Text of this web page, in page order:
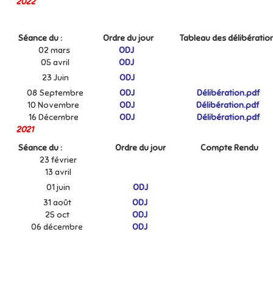
Séance du : Ordre du jour
Tableau des
02 mars
ODJ
05 avril
ODJ
23 Juin
ODJ
08 Septembre
ODJ
Délibération.pdf
10 Novembre
ODJ
Délibération.pdf
16 Décembre
ODJ
Délibération.pdf
2021
Séance du :
Ordre du jour
Compte Rendu
23 février
13 avril
01 juin
ODJ
31 août
ODJ
25 oct
ODJ
06 décembre
ODJ